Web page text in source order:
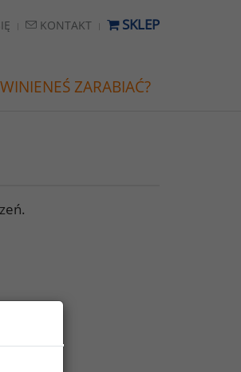
KONTAKT SKLEP
ZARABIAĆ?